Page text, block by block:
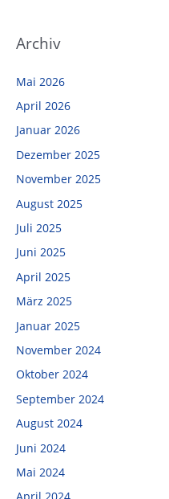
Archiv
Mai 2026
April 2026
Januar 2026
Dezember 2025
November 2025
August 2025
Juli 2025
Juni 2025
April 2025
März 2025
Januar 2025
November 2024
Oktober 2024
September 2024
August 2024
Juni 2024
Mai 2024